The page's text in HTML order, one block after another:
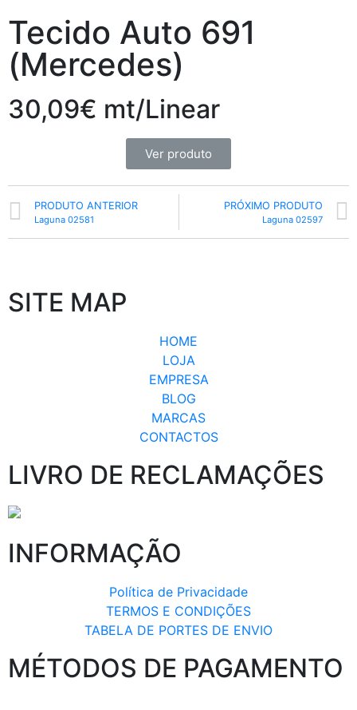
Tecido Auto 691
(Mercedes)
30,09€ mt/Linear
Ver produto
PRODUTO ANTERIOR
Laguna 02581
PRÓXIMO PRODUTO
Laguna 02597
SITE MAP
HOME
LOJA
EMPRESA
BLOG
MARCAS
CONTACTOS
LIVRO DE RECLAMAÇÕES
INFORMAÇÃO
Política de Privacidade
TERMOS E CONDIÇÕES
TABELA DE PORTES DE ENVIO
MÉTODOS DE PAGAMENTO